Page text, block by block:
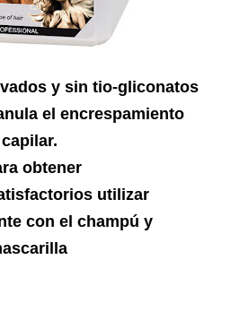
y sin tio-gliconatos
el encrespamiento
capilar.
obtener
utilizar
con el champú y